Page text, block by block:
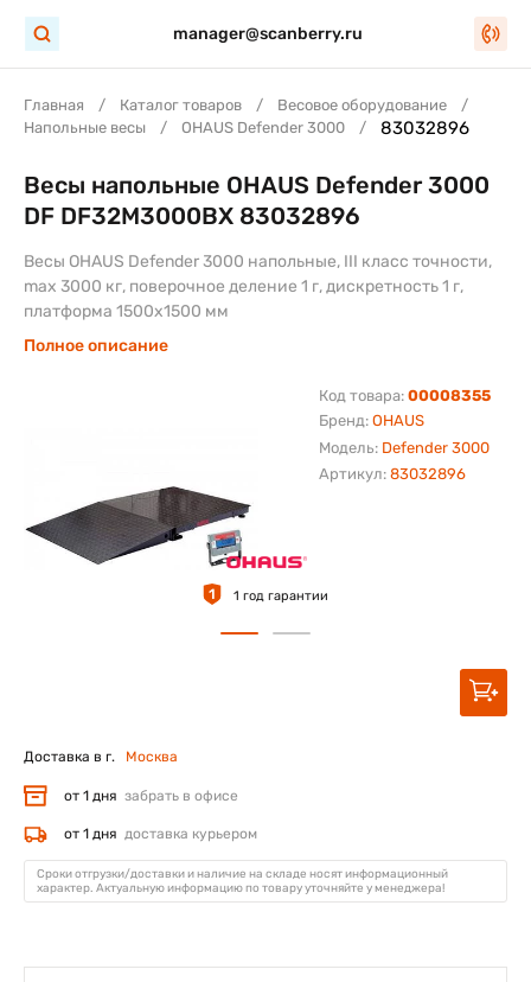
manager@scanberry.ru
Главная Каталог товаров
Весовое оборудование
Напольные весы
OHAUS Defender 3000 83032896
Бренд: OHAUS
Модель: Defender 3000
Код товара: 00008355
Артикул: 83032896
Весы напольные OHAUS Defender 3000
DF DF32M3000BX 83032896
Весы OHAUS Defender 3000 напольные, III класс точности,
max 3000 кг, поверочное деление 1 г, дискретность 1 г,
платформа 1500х1500 мм
Полное описание
1 1 год гарантии
Доставка в г. Москва
от 1 дня забрать в офисе
от 1 дня доставка курьером
Сроки отгрузки/доставки и наличие на складе носят информационный
характер. Актуальную информацию по товару уточняйте у менеджера!